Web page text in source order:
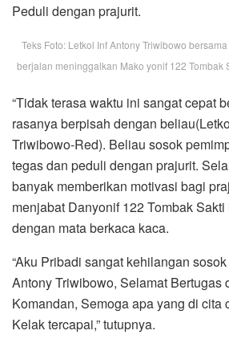
Peduli dengan prajurit.
Teks Foto: Letkol Inf Antony Triwibowo bersama
berjalan meninggalkan Mako yonif 122 Tombak
“Tidak terasa waktu ini sangat cepat
rasanya berpisah dengan
Triwibowo-Red). Beliau sosok
tegas dan peduli dengan prajurit.
banyak memberikan motivasi bagi
menjabat Danyonif 122 Tombak Sakti
dengan mata berkaca kaca.
“Aku Pribadi sangat kehilangan
Antony Triwibowo, Selamat Bertugas
Komandan, Semoga apa yang di cita
Kelak tercapai,” tutupnya.